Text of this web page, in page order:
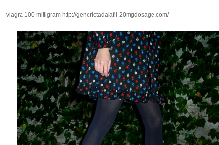
viagra 100 milligram http://generictadalafil-20mgdosage.com/